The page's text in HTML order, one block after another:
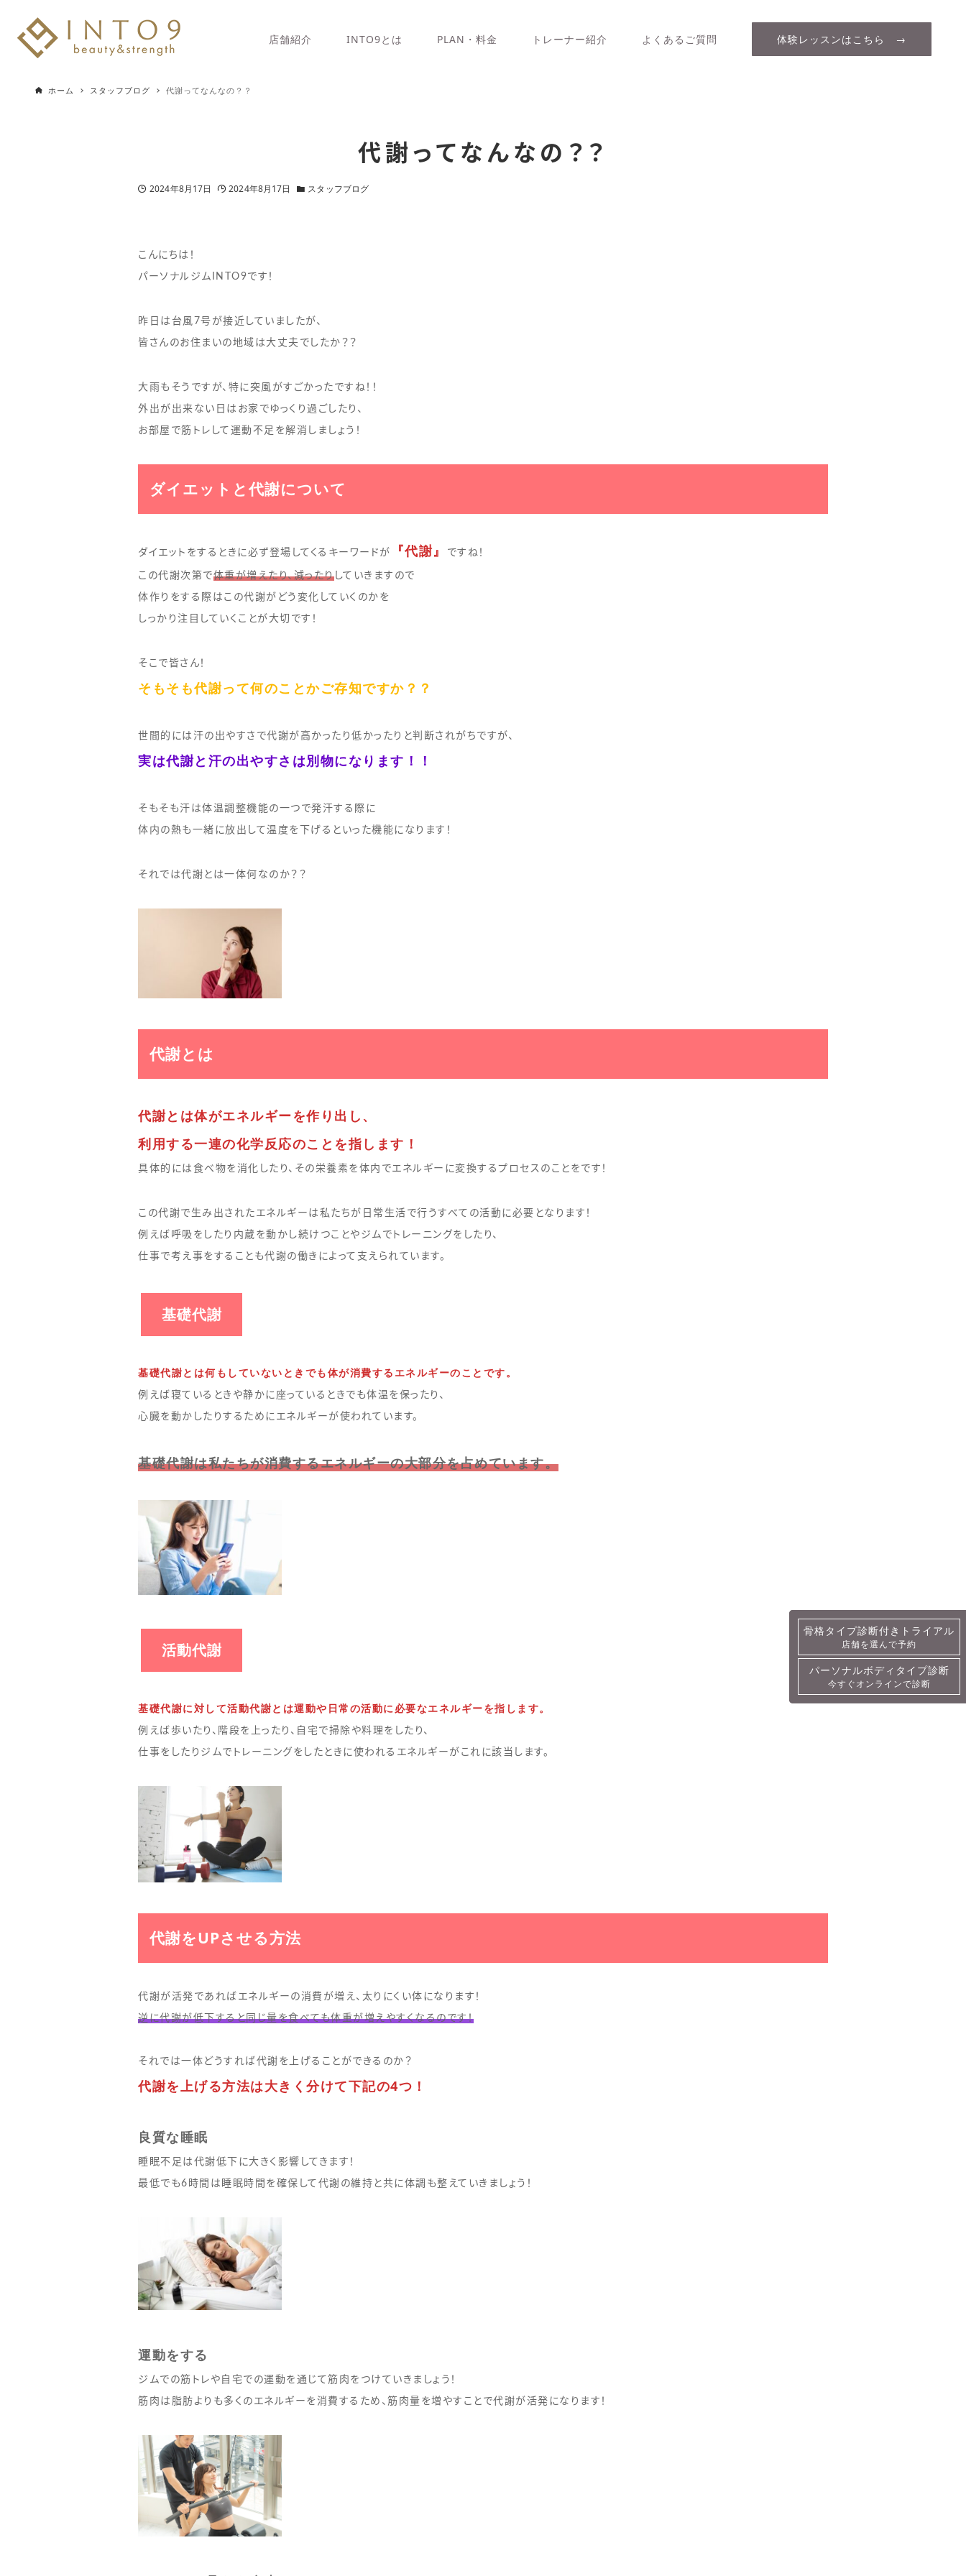
店舗紹介 INTO9とは PLAN・料金 トレーナー紹介 よくあるご質問 体験レッスンはこちら →
ホーム スタッフブログ 代謝ってなんなの？？
代謝ってなんなの？？
2024年8月17日 2024年8月17日 スタッフブログ
こんにちは！
パーソナルジムINTO9です！
昨日は台風7号が接近していましたが、
皆さんのお住まいの地域は大丈夫でしたか？？
大雨もそうですが、特に突風がすごかったですね！！
外出が出来ない日はお家でゆっくり過ごしたり、
お部屋で筋トレして運動不足を解消しましょう！
ダイエットと代謝について
ダイエットをするときに必ず登場してくるキーワードが 『代謝』 ですね！
この代謝次第で体重が増えたり、減ったりしていきますので
体作りをする際はこの代謝がどう変化していくのかを
しっかり注目していくことが大切です！
そこで皆さん！
そもそも代謝って何のことかご存知ですか？？
世間的には汗の出やすさで代謝が高かったり低かったりと判断されがちですが、
実は代謝と汗の出やすさは別物になります！！
そもそも汗は体温調整機能の一つで発汗する際に
体内の熱も一緒に放出して温度を下げるといった機能になります！
それでは代謝とは一体何なのか？？
代謝とは
代謝とは体がエネルギーを作り出し、
利用する一連の化学反応のことを指します！
具体的には食べ物を消化したり、その栄養素を体内でエネルギーに変換するプロセスのことをです！
この代謝で生み出されたエネルギーは私たちが日常生活で行うすべての活動に必要となります！
例えば呼吸をしたり内蔵を動かし続けつことやジムでトレーニングをしたり、
仕事で考え事をすることも代謝の働きによって支えられています。
基礎代謝
基礎代謝とは何もしていないときでも体が消費するエネルギーのことです。
例えば寝ているときや静かに座っているときでも体温を保ったり、
心臓を動かしたりするためにエネルギーが使われています。
基礎代謝は私たちが消費するエネルギーの大部分を占めています。
活動代謝
基礎代謝に対して活動代謝とは運動や日常の活動に必要なエネルギーを指します。
例えば歩いたり、階段を上ったり、自宅で掃除や料理をしたり、
仕事をしたりジムでトレーニングをしたときに使われるエネルギーがこれに該当します。
代謝をUPさせる方法
代謝が活発であればエネルギーの消費が増え、太りにくい体になります！
逆に代謝が低下すると同じ量を食べても体重が増えやすくなるのです！
それでは一体どうすれば代謝を上げることができるのか？
代謝を上げる方法は大きく分けて下記の4つ！
良質な睡眠
睡眠不足は代謝低下に大きく影響してきます！
最低でも6時間は睡眠時間を確保して代謝の維持と共に体調も整えていきましょう！
運動をする
ジムでの筋トレや自宅での運動を通じて筋肉をつけていきましょう！
筋肉は脂肪よりも多くのエネルギーを消費するため、筋肉量を増やすことで代謝が活発になります！
骨格タイプ診断付きトライアル
詳細・予約
パーソナルボディタイプ診断
今すぐオンラインで診断
骨格タイプ診断付きトライアル
店舗を選んで予約
パーソナルボディタイプ診断
今すぐオンラインで診断